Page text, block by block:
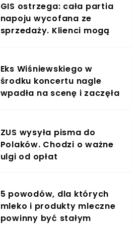
GIS ostrzega: cała partia
napoju wycofana ze
sprzedaży. Klienci mogą
Eks Wiśniewskiego w
środku koncertu nagle
wpadła na scenę i zaczęła
ZUS wysyła pisma do
Polaków. Chodzi o ważne
ulgi od opłat
5 powodów, dla których
mleko i produkty mleczne
powinny być stałym